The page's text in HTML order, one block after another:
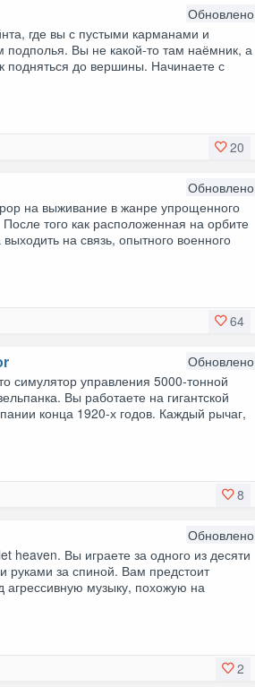
Обновлено
где вы с пустыми карманами и
Вы не какой-то там наёмник, а
подняться до вершины. Начинаете с
20
Обновлено
на выживание в жанре упрощенного
того как расположенная на орбите
на связь, опытного военного
64
Обновлено
симулятор управления 5000-тонной
Вы работаете на гигантской
конца 1920-х годов. Каждый рычаг,
8
Обновлено
heaven. Вы играете за одного из десяти
руками за спиной. Вам предстоит
музыку, похожую на
2